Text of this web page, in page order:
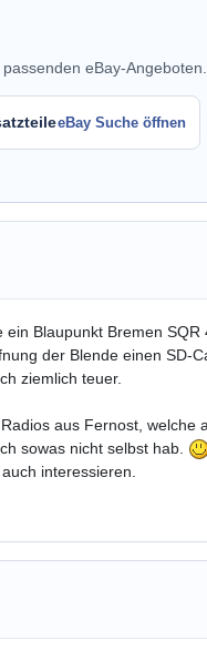
eBay-Angeboten.
eBay Suche öffnen
Blaupunkt Bremen
der Blende einen SD-
ziemlich teuer.
aus Fernost,
sowas nicht selbst hab.
interessieren.